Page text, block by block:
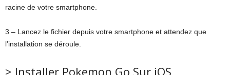
racine de votre smartphone.
3 – Lancez le fichier depuis votre smartphone et attendez que
l’installation se déroule.
> Installer Pokemon Go Sur iOS